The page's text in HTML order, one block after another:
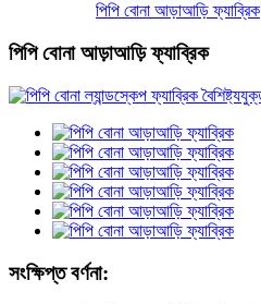
পিপি বোনা আড়াআড়ি ফ্যাব্রিক
পিপি বোনা আড়াআড়ি ফ্যাব্রিক
সংক্ষিপ্ত বর্ণনা: